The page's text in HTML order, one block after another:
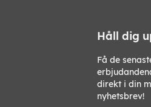
Håll dig
Få de
direkt i din
nyhetsbrev!